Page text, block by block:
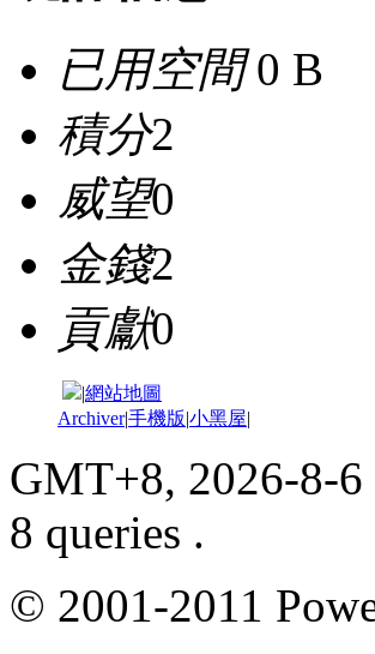
已用空間0 B
積分2
威望0
金錢2
貢獻0
|網站地圖
Archiver|手機版|小黑屋|
GMT+8, 2026-8-6
8 queries .
© 2001-2011